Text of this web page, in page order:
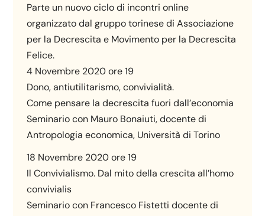
Parte un nuovo ciclo di incontri online
organizzato dal gruppo torinese di Associazione
per la Decrescita e Movimento per la Decrescita
Felice.
4 Novembre 2020 ore 19
Dono, antiutilitarismo, convivialità.
Come pensare la decrescita fuori dall’economia
Seminario con Mauro Bonaiuti, docente di
Antropologia economica, Università di Torino
18 Novembre 2020 ore 19
Il Convivialismo. Dal mito della crescita all’homo
convivialis
Seminario con Francesco Fistetti docente di